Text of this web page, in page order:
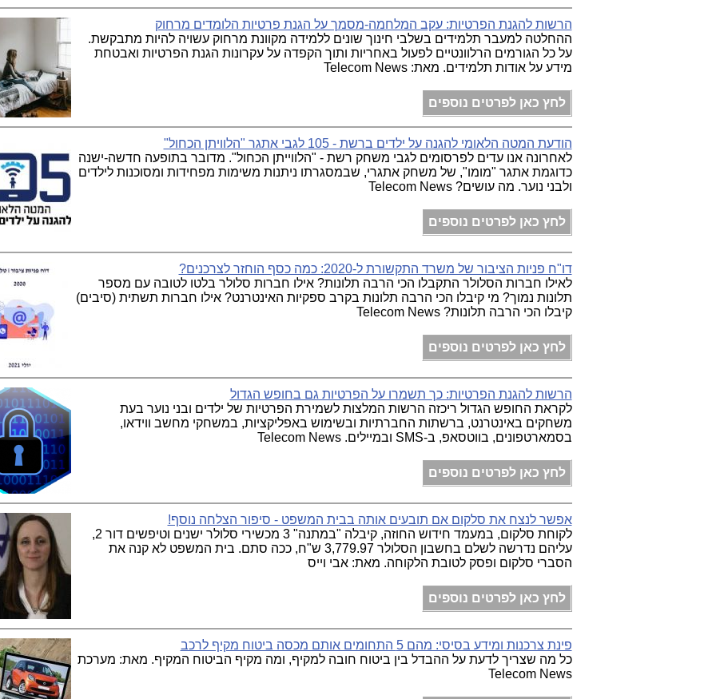
הרשות להגנת הפרטיות: עקב המלחמה-מסמך על הגנת פרטיות הלומדים מרחוק
ההחלטה למעבר תלמידים בשלבי חינוך שונים ללמידה מקוונת מרחוק עשויה להיות מתבקשת.
על כל הגורמים הרלוונטיים לפעול באחריות ותוך הקפדה על עקרונות הגנת הפרטיות ואבטחת
מידע על אודות תלמידים. מאת: Telecom News
לחץ כאן לפרטים נוספים
הודעת המטה הלאומי להגנה על ילדים ברשת - 105 לגבי אתגר "הלוויתן הכחול"
לאחרונה אנו עדים לפרסומים לגבי משחק רשת - "הלווייתן הכחול". מדובר בתופעה חדשה-ישנה
כדוגמת אתגר "מומו", של משחק אתגרי, שבמסגרתו ניתנות משימות מפחידות ומסוכנות לילדים
ולבני נוער. מה עושים? Telecom News
לחץ כאן לפרטים נוספים
דו"ח פניות הציבור של משרד התקשורת ל-2020: כמה כסף הוחזר לצרכנים?
לאילו חברות הסלולר התקבלו הכי הרבה תלונות? אילו חברות סלולר בלטו לטובה עם מספר
תלונות נמוך? מי קיבלו הכי הרבה תלונות בקרב ספקיות האינטרנט? אילו חברות תשתית (סיבים)
קיבלו הכי הרבה תלונות? Telecom News
לחץ כאן לפרטים נוספים
הרשות להגנת הפרטיות: כך תשמרו על הפרטיות גם בחופש הגדול
לקראת החופש הגדול ריכזה הרשות המלצות לשמירת הפרטיות של ילדים ובני נוער בעת
משחקים באינטרנט, ברשתות החברתיות ובשימוש באפליקציות, במשחקי מחשב ווידאו,
בסמארטפונים, בווטסאפ, ב-SMS ובמיילים. Telecom News
לחץ כאן לפרטים נוספים
אפשר לנצח את סלקום אם תובעים אותה בבית המשפט - סיפור הצלחה נוסף!
לקוחת סלקום, במעמד חידוש החוזה, קיבלה "במתנה" 3 מכשירי סלולר ישנים וטיפשים דור 2,
עליהם נדרשה לשלם בחשבון הסלולר 3,779.97 ש"ח, ככה סתם. בית המשפט לא קנה את
הסברי סלקום ופסק לטובת הלקוחה. מאת: אבי וייס
לחץ כאן לפרטים נוספים
פינת צרכנות ומידע בסיסי: מהם 5 התחומים אותם מכסה ביטוח מקיף לרכב
כל מה שצריך לדעת על ההבדל בין ביטוח חובה למקיף, ומה מקיף הביטוח המקיף. מאת: מערכת
Telecom News